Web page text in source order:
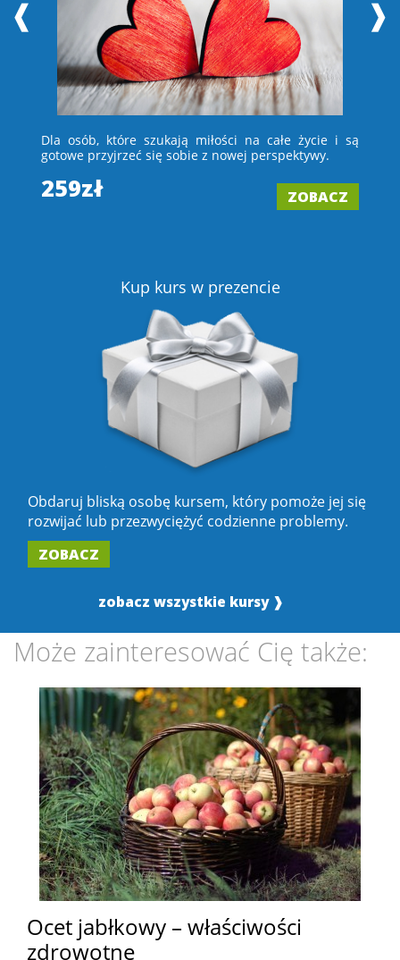
Dla osób, które szukają miłości na całe życie i są
gotowe przyjrzeć się sobie z nowej perspektywy.
259zł ZOBACZ
❰ ❱
Kup kurs w prezencie
Obdaruj bliską osobę kursem, który pomoże jej się
rozwijać lub przezwyciężyć codzienne problemy.
ZOBACZ
zobacz wszystkie kursy ❱
Może zainteresować Cię także:
Ocet jabłkowy – właściwości
zdrowotne